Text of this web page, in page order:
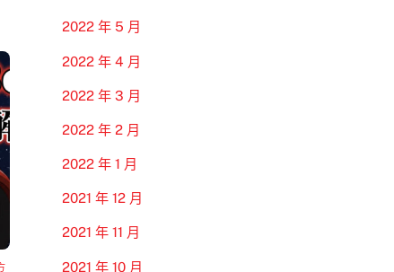
2022 年 5 月
2022 年 4 月
2022 年 3 月
2022 年 2 月
2022 年 1 月
2021 年 12 月
2021 年 11 月
2021 年 10 月